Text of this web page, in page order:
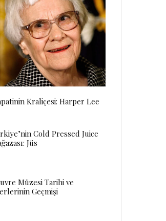
Kraliçesi: Harper Lee
Cold Pressed Juice
Jüs
Müzesi Tarihi ve
Geçmişi